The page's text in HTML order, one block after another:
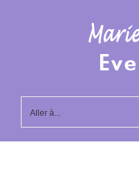
Aller à...